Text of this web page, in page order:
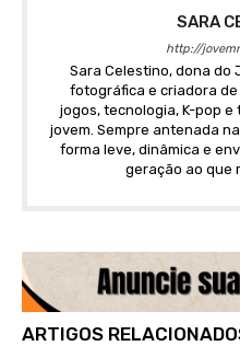
SARA
http://
Sara Celestino, dona do
fotográfica e criadora
jogos, tecnologia, K-pop
jovem. Sempre antenada
forma leve, dinâmica e
geração ao que
ARTIGOS